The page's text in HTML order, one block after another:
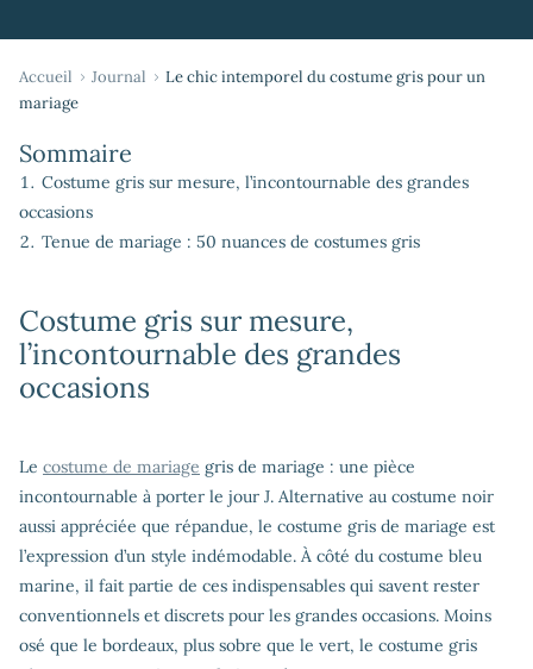
Accueil Journal
Le chic intemporel du costume gris pour un
mariage
Sommaire
Costume gris sur mesure, l’incontournable des grandes
occasions
Tenue de mariage : 50 nuances de costumes gris
Costume gris sur mesure,
l’incontournable des grandes
occasions
Le costume de mariage gris de mariage : une pièce
incontournable à porter le jour J. Alternative au costume noir
aussi appréciée que répandue, le costume gris de mariage est
l’expression d’un style indémodable. À côté du costume bleu
marine, il fait partie de ces indispensables qui savent rester
conventionnels et discrets pour les grandes occasions. Moins
osé que le bordeaux, plus sobre que le vert, le costume gris